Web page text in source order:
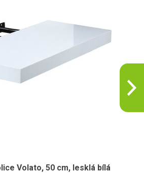
Volato, 50 cm, lesklá bílá